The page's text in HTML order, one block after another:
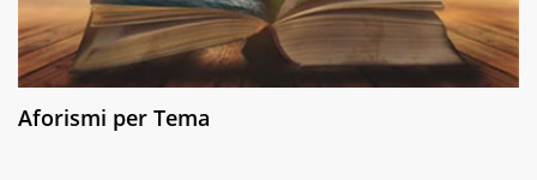
Aforismi per Tema